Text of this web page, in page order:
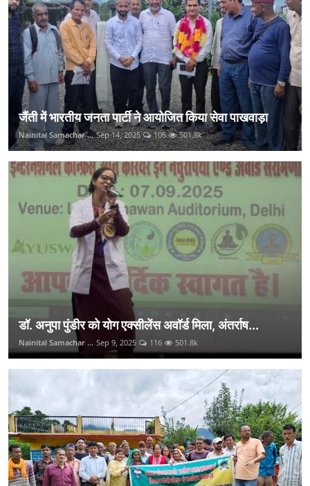
जैंती में भारतीय जनता पार्टी ने आयोजित किया सेवा पाखवाड़ा
Nainital Samachar ... Sep 14, 2025 105 501.8k
डॉ. अनुपा पुंडीर को योग एक्सीलेंस अवॉर्ड मिला, अंतर्राष...
Nainital Samachar ... Sep 9, 2025 116 501.8k